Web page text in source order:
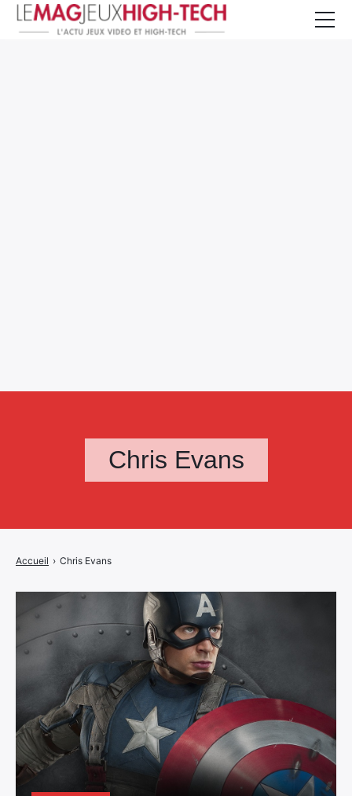
Chris Evans
Accueil › Chris Evans